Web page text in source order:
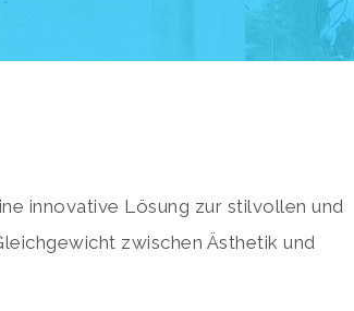
innovative Lösung zur stilvollen und
zwischen Ästhetik und